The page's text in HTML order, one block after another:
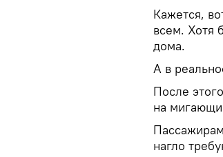
Кажется,
всем. Хотя
дома.
А в
После
на
нагло